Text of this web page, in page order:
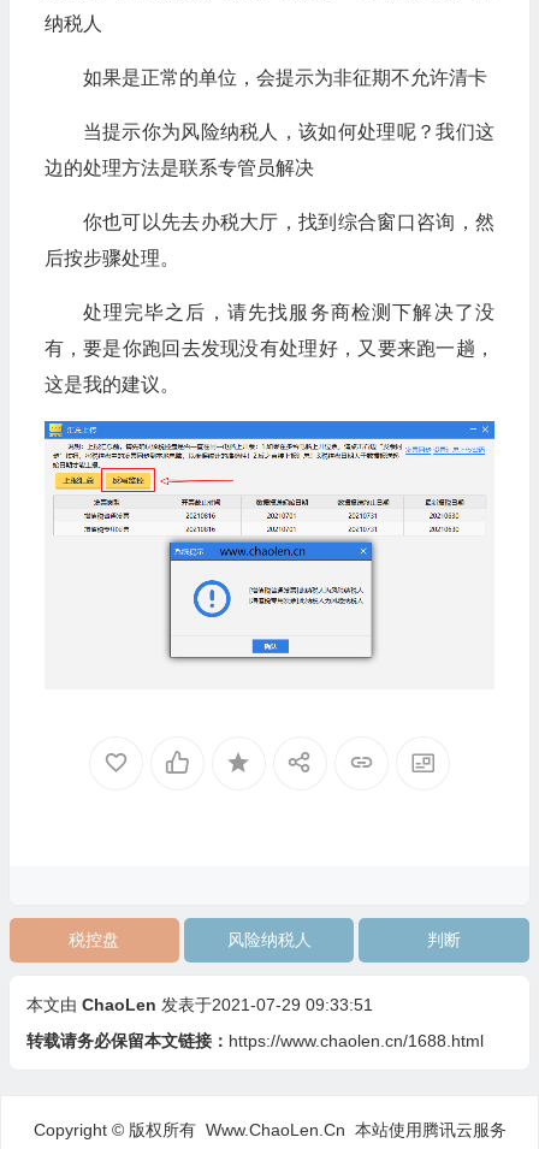
纳税人
如果是正常的单位，会提示为非征期不允许清卡
当提示你为风险纳税人，该如何处理呢？我们这
边的处理方法是联系专管员解决
你也可以先去办税大厅，找到综合窗口咨询，然
后按步骤处理。
处理完毕之后，请先找服务商检测下解决了没
有，要是你跑回去发现没有处理好，又要来跑一趟，
这是我的建议。
税控盘 风险纳税人 判断
本文由 ChaoLen 发表于2021-07-29 09:33:51
转载请务必保留本文链接： https://www.chaolen.cn/1688.html
Copyright © 版权所有 Www.ChaoLen.Cn 本站使用腾讯云服务